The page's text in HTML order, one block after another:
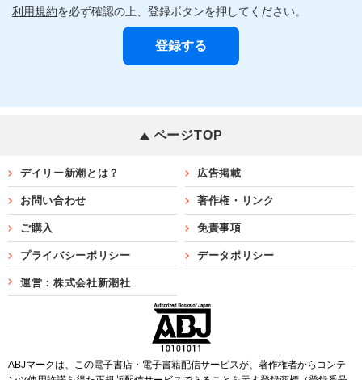
利用規約を必ず確認の上、登録ボタンを押してください。
ページTOP
デイリー新潮とは？ 広告掲載
お問い合わせ 著作権・リンク
ご購入 免責事項
プライバシーポリシー データポリシー
運営：株式会社新潮社
ABJマークは、この電子書店・電子書籍配信サービスが、著作権者からコンテ